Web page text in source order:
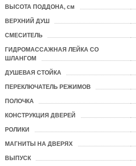
ВЫСОТА ПОДДОНА, см
ВЕРХНИЙ ДУШ
СМЕСИТЕЛЬ
ГИДРОМАССАЖНАЯ ЛЕЙКА СО
ШЛАНГОМ
ДУШЕВАЯ СТОЙКА
ПЕРЕКЛЮЧАТЕЛЬ РЕЖИМОВ
ПОЛОЧКА
КОНСТРУКЦИЯ ДВЕРЕЙ
РОЛИКИ
МАГНИТЫ НА ДВЕРЯХ
ВЫПУСК